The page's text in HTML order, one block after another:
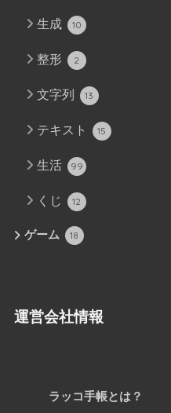
生成 10
整形 2
文字列 13
テキスト 15
生活 99
くじ 12
ゲーム 18
運営会社情報
ラッコ手帳とは？